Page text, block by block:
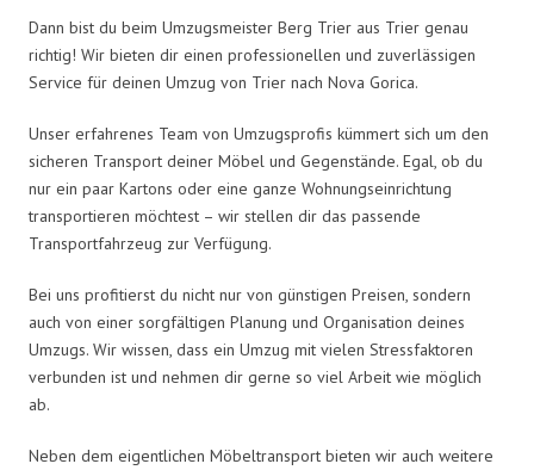
Dann bist du beim Umzugsmeister Berg Trier aus Trier genau
richtig! Wir bieten dir einen professionellen und zuverlässigen
Service für deinen Umzug von Trier nach Nova Gorica.
Unser erfahrenes Team von Umzugsprofis kümmert sich um den
sicheren Transport deiner Möbel und Gegenstände. Egal, ob du
nur ein paar Kartons oder eine ganze Wohnungseinrichtung
transportieren möchtest – wir stellen dir das passende
Transportfahrzeug zur Verfügung.
Bei uns profitierst du nicht nur von günstigen Preisen, sondern
auch von einer sorgfältigen Planung und Organisation deines
Umzugs. Wir wissen, dass ein Umzug mit vielen Stressfaktoren
verbunden ist und nehmen dir gerne so viel Arbeit wie möglich
ab.
Neben dem eigentlichen Möbeltransport bieten wir auch weitere